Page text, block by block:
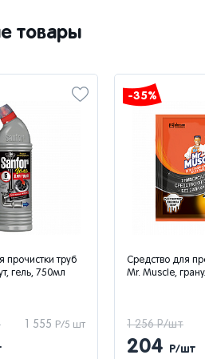
товары
прочиcтки труб
гранулы, 70г
816 Р/4 шт
шт
-35%
Средство для
1 764 Р/шт
96Р/шт